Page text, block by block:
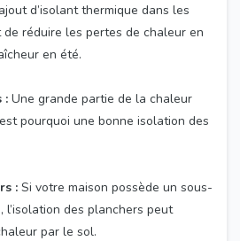
d’isolant thermique dans les
réduire les pertes de chaleur en
en été.
: Une grande partie de la chaleur
pourquoi une bonne isolation des
: Si votre maison possède un sous-
l’isolation des planchers peut
par le sol.